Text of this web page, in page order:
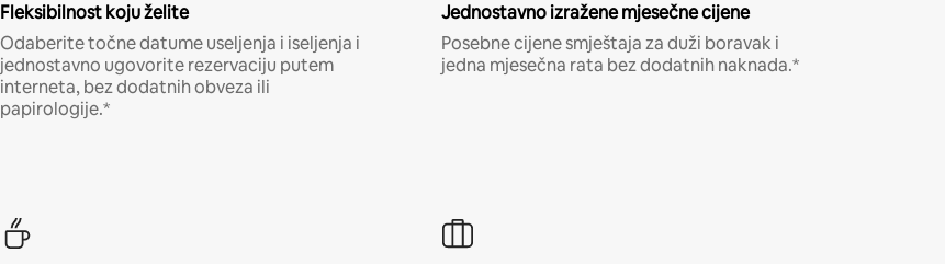
Fleksibilnost koju želite
Odaberite točne datume useljenja i iseljenja i
jednostavno ugovorite rezervaciju putem
interneta, bez dodatnih obveza ili
papirologije.*
Jednostavno izražene mjesečne cijene
Posebne cijene smještaja za duži boravak i
jedna mjesečna rata bez dodatnih naknada.*